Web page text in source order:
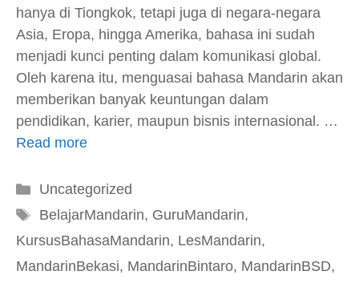
hanya di Tiongkok, tetapi juga di negara-negara
Asia, Eropa, hingga Amerika, bahasa ini sudah
menjadi kunci penting dalam komunikasi global.
Oleh karena itu, menguasai bahasa Mandarin akan
memberikan banyak keuntungan dalam
pendidikan, karier, maupun bisnis internasional. …
Read more
Kategori
Uncategorized
Tag
BelajarMandarin, GuruMandarin,
KursusBahasaMandarin, LesMandarin,
MandarinBekasi, MandarinBintaro, MandarinBSD,